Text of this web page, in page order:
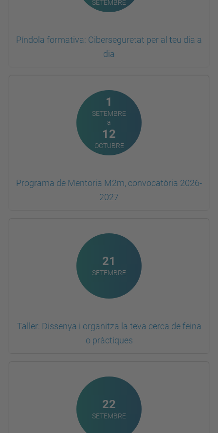
Píndola formativa: Ciberseguretat per al teu dia a
dia
1
SETEMBRE
a
12
OCTUBRE
Programa de Mentoria M2m, convocatòria 2026-
21
SETEMBRE
Taller: Dissenya i organitza la teva cerca de feina
o pràctiques
22
SETEMBRE